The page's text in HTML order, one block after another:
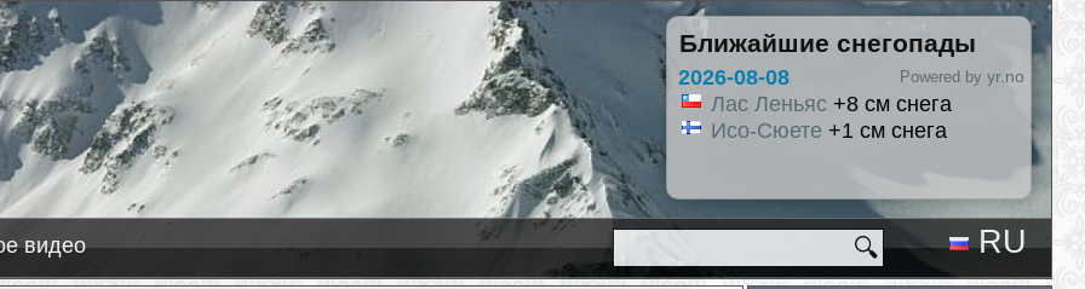
Ближайшие снегопады
Powered by yr.no
2026-08-08
Лас Леньяс +8 см снега
Исо-Сюете
+1 см снега
2026-08-09
Hlíðarfjall
+5 см снега
Исо-Сюете
+4 см
+1 см
видео RU
🔍